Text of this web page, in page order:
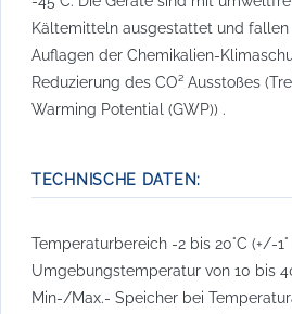
Kältemitteln ausgestattet und
Auflagen der Chemikalien-
Reduzierung des CO² Ausstoßes
Warming Potential (GWP)) .
TECHNISCHE DATEN:
Temperaturbereich -2 bis 20°C (+/-
Umgebungstemperatur von 10 bis
Min-/Max.- Speicher bei